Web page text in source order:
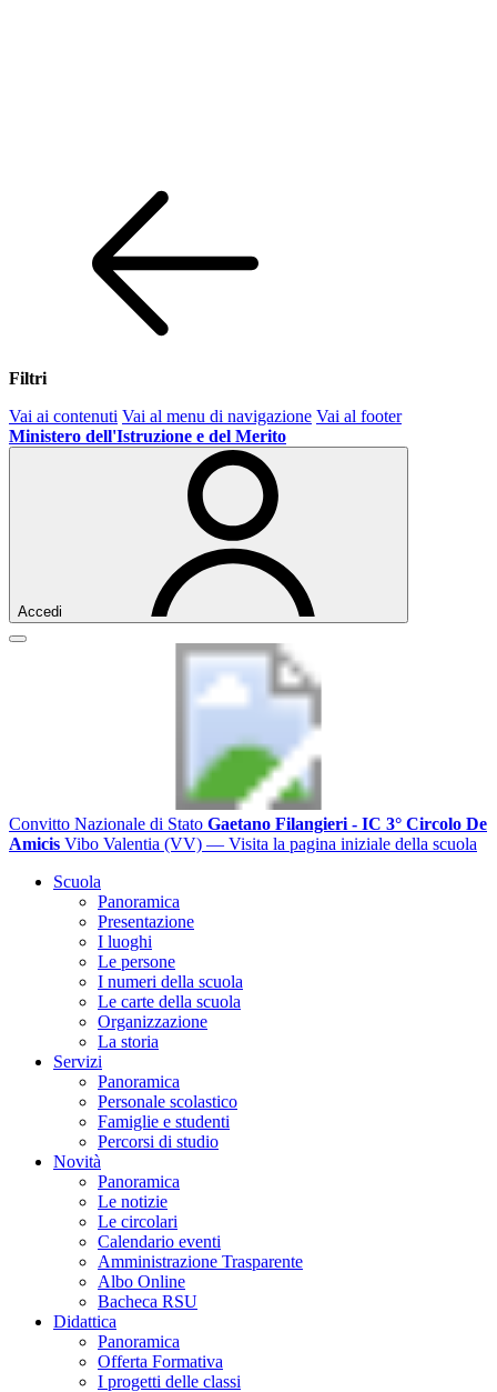
Filtri
Vai ai contenuti Vai al menu di navigazione Vai al footer
Ministero dell'Istruzione e del Merito
Accedi
Convitto Nazionale di Stato Gaetano Filangieri - IC 3° Circolo De
Amicis Vibo Valentia (VV) — Visita la pagina iniziale della scuola
Scuola
Panoramica
Presentazione
I luoghi
Le persone
I numeri della scuola
Le carte della scuola
Organizzazione
La storia
Servizi
Panoramica
Personale scolastico
Famiglie e studenti
Percorsi di studio
Novità
Panoramica
Le notizie
Le circolari
Calendario eventi
Amministrazione Trasparente
Albo Online
Bacheca RSU
Didattica
Panoramica
Offerta Formativa
I progetti delle classi